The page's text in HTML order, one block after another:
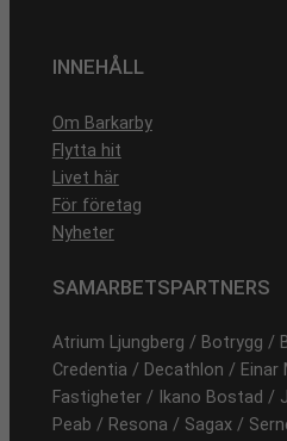
INNEHÅLL
Om Barkarby
Flytta hit
Livet här
För företag
Nyheter
SAMARBETSPARTNERS
Atrium Ljungberg / Botrygg /
Credentia / Decathlon /
Fastigheter / Ikano Bostad /
Peab / Resona / Sagax /